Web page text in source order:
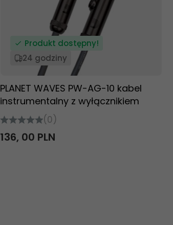
Produkt dostępny!
24 godziny
PLANET WAVES PW-AG-10 kabel
instrumentalny z wyłącznikiem
(0)
136, 00 PLN